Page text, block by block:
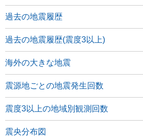
過去の地震履歴
過去の地震履歴(震度3以上)
海外の大きな地震
震源地ごとの地震発生回数
震度3以上の地域別観測回数
震央分布図